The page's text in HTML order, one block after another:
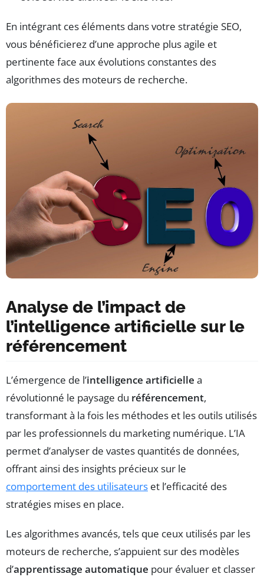
En intégrant ces éléments dans votre stratégie SEO,
vous bénéficierez d’une approche plus agile et
pertinente face aux évolutions constantes des
algorithmes des moteurs de recherche.
Analyse de l’impact de
l’intelligence artificielle sur le
référencement
L’émergence de l’intelligence artificielle a
révolutionné le paysage du référencement,
transformant à la fois les méthodes et les outils utilisés
par les professionnels du marketing numérique. L’IA
permet d’analyser de vastes quantités de données,
offrant ainsi des insights précieux sur le
comportement des utilisateurs et l’efficacité des
stratégies mises en place.
Les algorithmes avancés, tels que ceux utilisés par les
moteurs de recherche, s’appuient sur des modèles
d’apprentissage automatique pour évaluer et classer